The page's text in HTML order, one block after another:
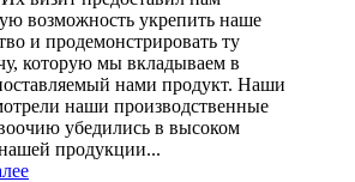
возможность укрепить наше
и продемонстрировать ту
которую мы вкладываем в
нами продукт. Наши
наши производственные
убедились в высоком
нашей продукции...